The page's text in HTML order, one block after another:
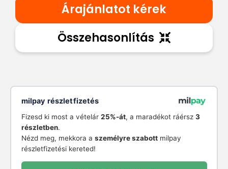
Árajánlatot kérek
Összehasonlítás
milpay részletfizetés
Fizesd ki most a vételár 25%-át, a maradékot ráérsz 3
részletben.
Nézd meg, mekkora a személyre szabottmilpay
részletfizetési kereted!